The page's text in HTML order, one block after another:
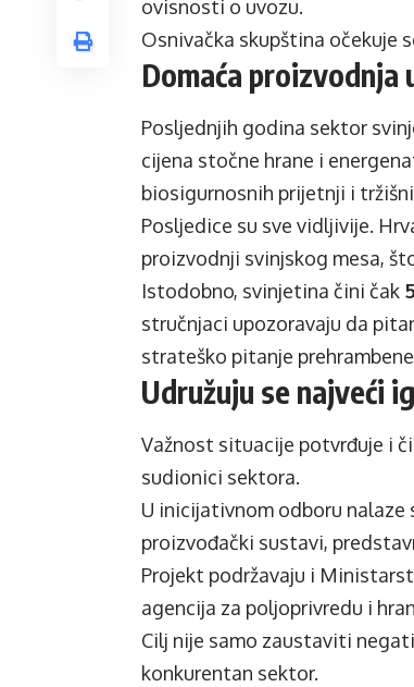
ovisnosti o uvozu.
Osnivačka skupština očekuje
Domaća proizvodnja
Posljednjih godina sektor
cijena stočne hrane i
biosigurnosnih prijetnji i
Posljedice su sve vidljivije.
proizvodnji svinjskog mesa,
Istodobno, svinjetina čini čak
stručnjaci upozoravaju da
strateško pitanje
Udružuju se najveći
Važnost situacije potvrđuje i
sudionici sektora.
U inicijativnom odboru nalaze
proizvođački sustavi,
Projekt podržavaju i
agencija za poljoprivredu i
Cilj nije samo zaustaviti
konkurentan sektor.